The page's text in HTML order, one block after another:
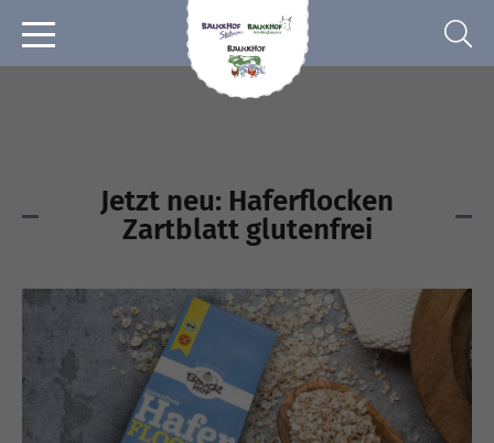
Jetzt neu: Haferflocken
Zartblatt glutenfrei